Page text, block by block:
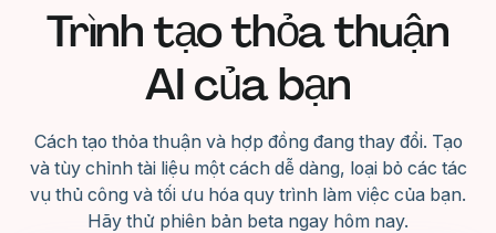
Trình tạo thỏa thuận
AI của bạn
Cách tạo thỏa thuận và hợp đồng đang thay đổi. Tạo
và tùy chỉnh tài liệu một cách dễ dàng, loại bỏ các tác
vụ thủ công và tối ưu hóa quy trình làm việc của bạn.
Hãy thử phiên bản beta ngay hôm nay.